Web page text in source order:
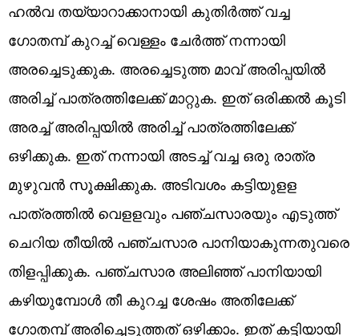
ഹൽവ തയ്യാറാക്കാനായി കുതിർത്ത് വച്ച ​
ഗോതമ്പ് കുറച്ച് വെള്ളം ചേർത്ത് നന്നായി
അരച്ചെടുക്കുക. അരച്ചെടുത്ത മാവ് അരിപ്പയിൽ
അരിച്ച് പാത്രത്തിലേക്ക് മാറ്റുക. ഇത് ഒരിക്കൽ കൂടി
അരച്ച് അരിപ്പയിൽ അരിച്ച് പാത്രത്തിലേക്ക്
ഒഴിക്കുക. ഇത് നന്നായി അടച്ച് വച്ച ഒരു രാത്ര
മുഴുവൻ സൂക്ഷിക്കുക. അടിവശം കട്ടിയുളള
പാത്രത്തിൽ വെളളവും പഞ്ചസാരയും എടുത്ത്
ചെറിയ തീയിൽ പഞ്ചസാര പാനിയാകുന്നതുവരെ
തിളപ്പിക്കുക. പഞ്ചസാര അലിഞ്ഞ് പാനിയായി
കഴിയുമ്പോൾ തീ കുറച്ച ശേഷം അതിലേക്ക്
ഗോതമ്പ് അരിച്ചെടുത്തത് ഒഴിക്കാം. ഇത് കട്ടിയായി